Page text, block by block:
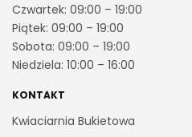
Czwartek: 09:00 – 19:00
Piątek: 09:00 – 19:00
Sobota: 09:00 – 19:00
Niedziela: 10:00 – 16:00
KONTAKT
Kwiaciarnia Bukietowa